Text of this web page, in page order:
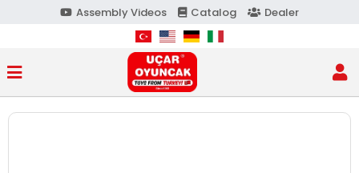
Assembly Videos Catalog Dealer